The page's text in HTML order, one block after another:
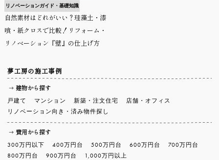
リノベーションガイド・基礎知識
自然素材はどれがいい？珪藻土・漆
喰・紙クロスで比較！リフォーム・
リノベーション『壁』の仕上げ方
夢工房の施工事例
建物から探す
戸建て マンション 新築・注文住宅
店舗・オフィス
リノベーション向き・済み物件探し
費用から探す
300万円以下 400万円台 500万円台 600万円台
700万円台
800万円台
900万円台 1,000万円以上